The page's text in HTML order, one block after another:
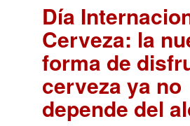
Día
Cerveza: la
forma de
cerveza ya no
depende del